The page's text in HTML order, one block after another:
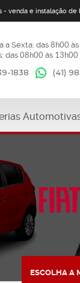
- venda e instalação
a Sexta: das8h00 às
das 08h00 às 13h00
1838 (41)
ESCOLHA A